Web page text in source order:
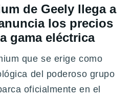
de Geely llega a
los precios
gama eléctrica
que se erige como
del poderoso grupo
oficialmente en el